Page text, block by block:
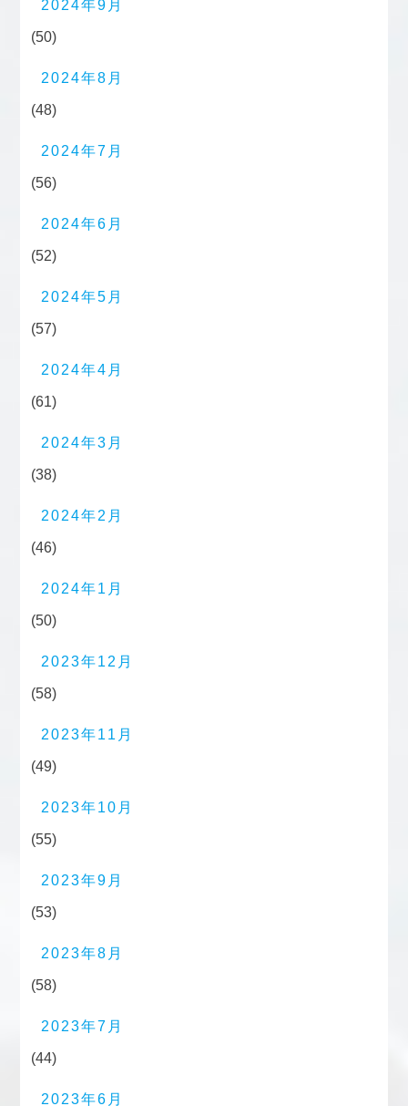
2024年9月
(50)
2024年8月
(48)
2024年7月
(56)
2024年6月
(52)
2024年5月
(57)
2024年4月
(61)
2024年3月
(38)
2024年2月
(46)
2024年1月
(50)
2023年12月
(58)
2023年11月
(49)
2023年10月
(55)
2023年9月
(53)
2023年8月
(58)
2023年7月
(44)
2023年6月